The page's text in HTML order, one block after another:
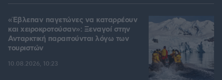
«Έβλεπαν παγετώνες να καταρρέουν
και χειροκροτούσαν»: Ξεναγοί στην
Ανταρκτική παραιτούνται λόγω των
τουριστών
10.08.2026, 10:23